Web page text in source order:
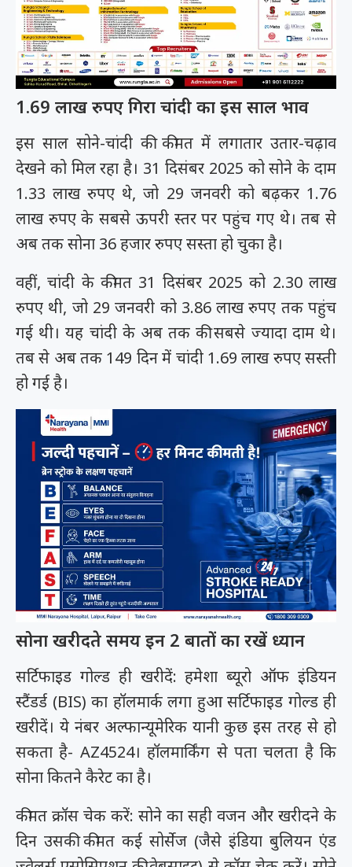
1.69 लाख रुपए गिरा चांदी का इस साल भाव
इस साल सोने-चांदी की कीमत में लगातार उतार-चढ़ाव
देखने को मिल रहा है। 31 दिसंबर 2025 को सोने के दाम
1.33 लाख रुपए थे, जो 29 जनवरी को बढ़कर 1.76
लाख रुपए के सबसे ऊपरी स्तर पर पहुंच गए थे। तब से
अब तक सोना 36 हजार रुपए सस्ता हो चुका है।
वहीं, चांदी के कीमत 31 दिसंबर 2025 को 2.30 लाख
रुपए थी, जो 29 जनवरी को 3.86 लाख रुपए तक पहुंच
गई थी। यह चांदी के अब तक की सबसे ज्यादा दाम थे।
तब से अब तक 149 दिन में चांदी 1.69 लाख रुपए सस्ती
हो गई है।
सोना खरीदते समय इन 2 बातों का रखें ध्यान
सर्टिफाइड गोल्ड ही खरीदें: हमेशा ब्यूरो ऑफ इंडियन
स्टैंडर्ड (BIS) का हॉलमार्क लगा हुआ सर्टिफाइड गोल्ड ही
खरीदें। ये नंबर अल्फान्यूमेरिक यानी कुछ इस तरह से हो
सकता है- AZ4524। हॉलमार्किंग से पता चलता है कि
सोना कितने कैरेट का है।
कीमत क्रॉस चेक करें: सोने का सही वजन और खरीदने के
दिन उसकी कीमत कई सोर्सेज (जैसे इंडिया बुलियन एंड